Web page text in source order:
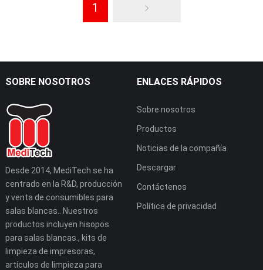
1
SOBRE NOSOTROS
Desde 2014, MediTech se ha
centrado en la R&D, producción
y venta de consumibles para
salas blancas.. Nuestros
productos incluyen hisopos
para salas blancas., kits de
limpieza de impresoras,
artículos de limpieza para
ENLACES RÁPIDOS
Sobre nosotros
Productos
Noticias de la compañía
Descargar
Contáctenos
Política de privacidad